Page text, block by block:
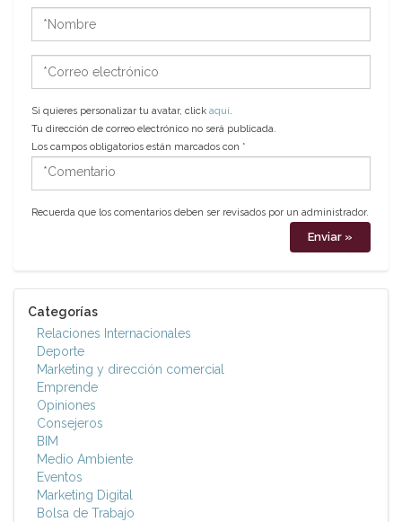
*Nombre
*Correo
electrónico
Si quieres personalizar tu avatar, click aquí.
Tu dirección de correo electrónico no será publicada.
Los campos obligatorios están marcados con *
*Comentario
Recuerda que los comentarios deben ser revisados por un administrador.
Categorías
Relaciones Internacionales
Deporte
Marketing y dirección comercial
Emprende
Opiniones
Consejeros
BIM
Medio Ambiente
Eventos
Marketing Digital
Bolsa de Trabajo